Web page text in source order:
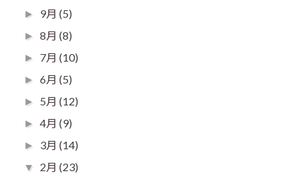
► 9月(5)
►8月(8)
► 7月(10)
►6月(5)
► 5月(12)
►4月(9)
► 3月(14)
▼ 2月(23)